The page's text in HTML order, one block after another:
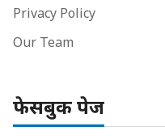
Privacy Policy
Our Team
फेसबुक पेज